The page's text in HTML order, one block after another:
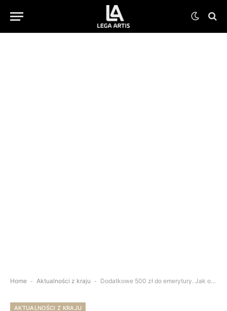
Home - Aktualności z kraju - Dodatkowe 500 zł do emerytury. Jak otrzymać dodatkowe pieniądze
AKTUALNOŚCI Z KRAJU